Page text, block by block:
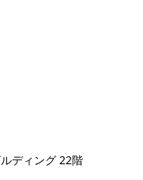
STADIUM
ディング 22階